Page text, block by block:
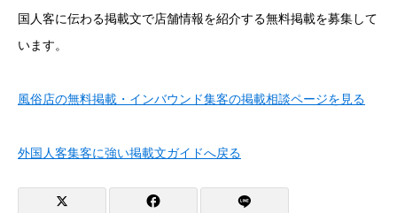
国人客に伝わる掲載文で店舗情報を紹介する無料掲載を募集して
います。
風俗店の無料掲載・インバウンド集客の掲載相談ページを見る
外国人客集客に強い掲載文ガイドへ戻る